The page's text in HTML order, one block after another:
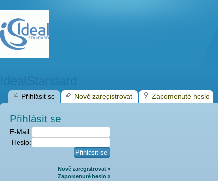
Přihlásit se Nově zaregistrovat Zapomenuté heslo
Přihlásit se
E-Mail:
Heslo:
Nově zaregistrovat »
Zapomenuté heslo »